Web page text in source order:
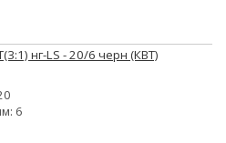
нг-LS - 20/6 черн (КВТ)
6